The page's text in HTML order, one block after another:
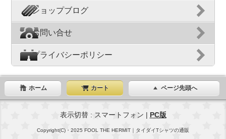
ショップブログ
お問い合せ
プライバシーポリシー
ホーム カート ページ先頭へ
表示切替 : スマートフォン | PC版
Copyright(C)・2025 FOOL THE HERMIT｜タイダイTシャツの通販